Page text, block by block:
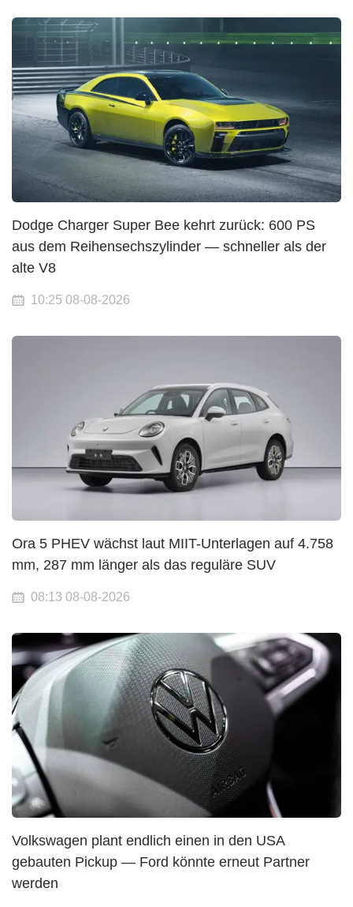
Dodge Charger Super Bee kehrt zurück: 600 PS
aus dem Reihensechszylinder — schneller als der
alte V8
10:25 08-08-2026
Ora 5 PHEV wächst laut MIIT-Unterlagen auf 4.758
mm, 287 mm länger als das reguläre SUV
08:13 08-08-2026
Volkswagen plant endlich einen in den USA
gebauten Pickup — Ford könnte erneut Partner
werden